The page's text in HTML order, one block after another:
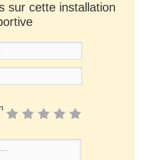
sur cette installation